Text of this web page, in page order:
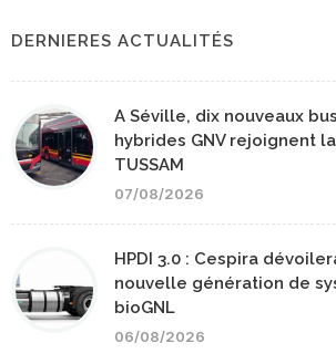
DERNIERES ACTUALITÉS
A Séville, dix nouveaux
hybrides GNV rejoignent
TUSSAM
07/08/2026
HPDI 3.0 : Cespira
nouvelle génération de
bioGNL
06/08/2026